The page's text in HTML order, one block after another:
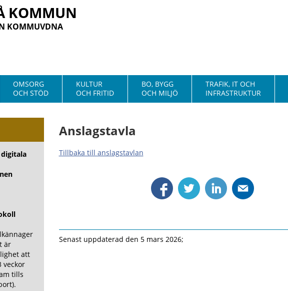
KOMMUN
KOMMUVDNA
OMSORG
OCH STÖD
KULTUR
OCH FRITID
BO, BYGG
OCH MILJÖ
TRAFIK, IT OCH
INFRASTRUKTUR
är
att
veckor
tills
Anslagstavla
Tillbaka till anslagstavlan
Senast uppdaterad den 5 mars 2026;